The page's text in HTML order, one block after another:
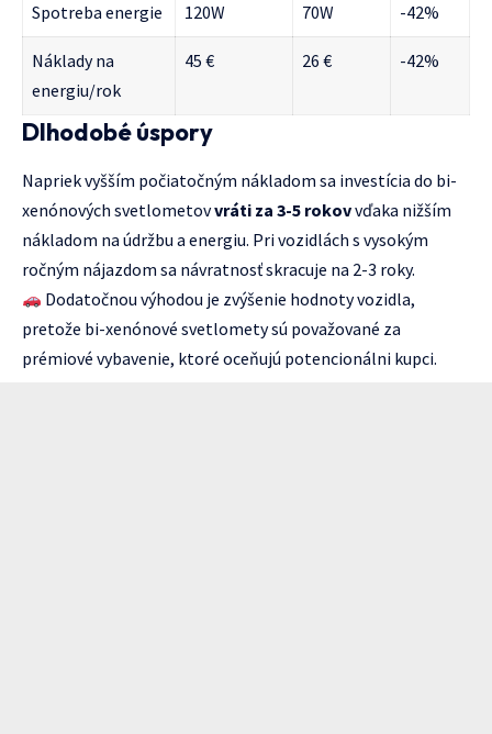
Spotreba energie 120W 70W -42%
Náklady na
energiu/rok
45 € 26 € -42%
Dlhodobé úspory
Napriek vyšším počiatočným nákladom sa investícia do bi-
xenónových svetlometovvráti za 3-5 rokovvďaka nižším
nákladom na údržbu a energiu. Pri vozidlách s vysokým
ročným nájazdom sa návratnosť skracuje na 2-3 roky.
Dodatočnou výhodou je zvýšenie hodnoty vozidla,
pretože bi-xenónové svetlomety sú považované za
prémiové vybavenie, ktoré oceňujú potencionálni kupci.